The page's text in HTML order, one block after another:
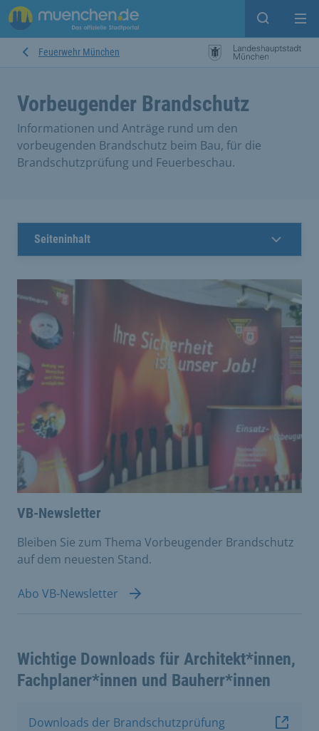
Suche
Feuerwehr München
Vorbeugender Brandschutz
Informationen und Anträge rund um den
vorbeugenden Brandschutz beim Bau, für die
Brandschutzprüfung und Feuerbeschau.
Seiteninhalt
VB-Newsletter
Bleiben Sie zum Thema Vorbeugender Brandschutz
auf dem neuesten Stand.
Abo VB-Newsletter
Wichtige Downloads für Architekt*innen,
Fachplaner*innen und Bauherr*innen
Downloads der Brandschutzprüfung